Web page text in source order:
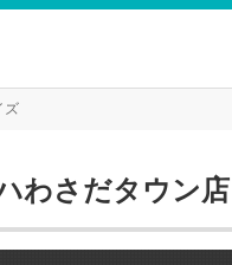
ズ
わさだタウン店